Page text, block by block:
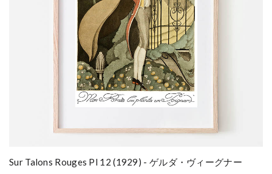
Sur Talons Rouges Pl 12 (1929) - ゲルダ・ヴィーグナー